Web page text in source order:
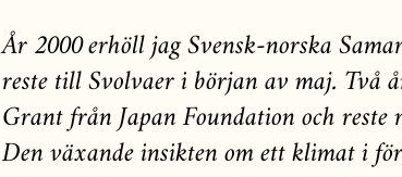
År 2000 erhöll jag Svensk-norska
reste till Svolvaer i början av maj. Två
Grant från Japan Foundation och reste
Den växande insikten om ett klimat i